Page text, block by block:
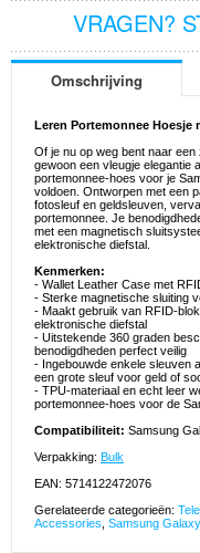
VRAGEN?
Omschrijving
Leren Portemonnee Hoesje
Of je nu op weg bent naar
gewoon een vleugje elegantie
portemonnee-hoes voor je
voldoen. Ontworpen met een
fotosleuf en geldsleuven,
portemonnee. Je
met een magnetisch
elektronische diefstal.
Kenmerken:
- Wallet Leather Case met
- Sterke magnetische sluiting
- Maakt gebruik van RFID-
elektronische diefstal
- Uitstekende 360 graden
benodigdheden perfect veilig
- Ingebouwde enkele sleuven
een grote sleuf voor geld of
- TPU-materiaal en echt leer
portemonnee-hoes voor de
Compatibiliteit: Samsung
Verpakking: Bulk
EAN: 5714122472076
Gerelateerde categorieën:
Accessories Samsung